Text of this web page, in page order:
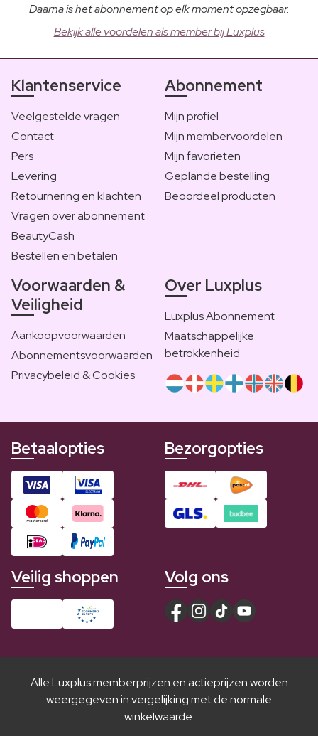
Daarna is het abonnement op elk moment opzegbaar.
Bekijk alle voordelen als member bij Luxplus
Klantenservice
Veelgestelde vragen
Contact
Pers
Levering
Retournering en klachten
Vragen over abonnement
BeautyCash
Bestellen en betalen
Abonnement
Mijn profiel
Mijn membervoordelen
Mijn favorieten
Geplande bestelling
Beoordeel producten
Voorwaarden &
Veiligheid
Aankoopvoorwaarden
Abonnementsvoorwaarden
Privacybeleid & Cookies
Over Luxplus
Luxplus Abonnement
Maatschappelijke
betrokkenheid
Betaalopties Bezorgopties
Veilig shoppen Volg ons
Alle Luxplus memberprijzen en actieprijzen worden
weergegeven in vergelijking met de normale
winkelwaarde.